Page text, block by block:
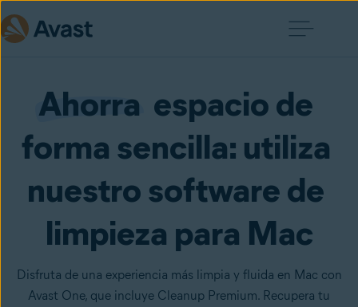
Ahorra espacio de
forma sencilla: utiliza
nuestro software de
limpieza para Mac
Disfruta de una experiencia más limpia y fluida en Mac con
Avast One, que incluye Cleanup Premium. Recupera tu